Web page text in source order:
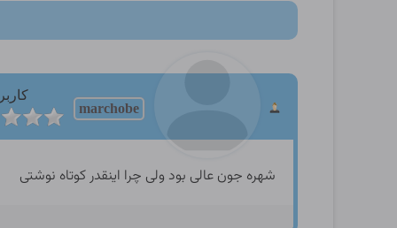
marchobe
کاربر
شهره جون عالی بود ولی چرا اینقدر کوتاه نوشتی